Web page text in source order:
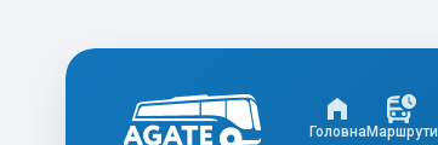
ГоловнаМаршрути